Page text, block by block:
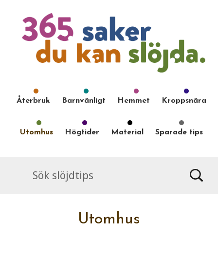
Återbruk Barnvänligt Hemmet Kroppsnära
Utomhus Högtider Material Sparade tips
Utomhus